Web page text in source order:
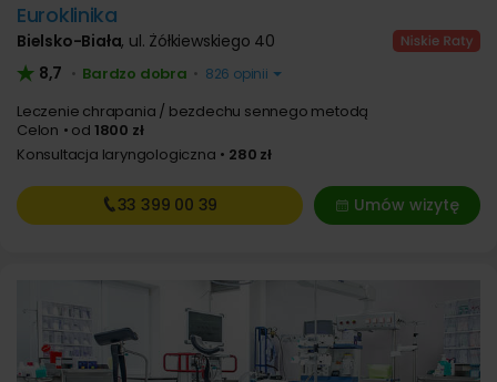
Euroklinika
Bielsko-Biała, ul. Żółkiewskiego 40
8,7 • Bardzo dobra • 826 opinii
Leczenie chrapania / bezdechu sennego metodą
Celon
od 1800 zł
Konsultacja laryngologiczna
280 zł
Umów wizytę
33 399 00 39